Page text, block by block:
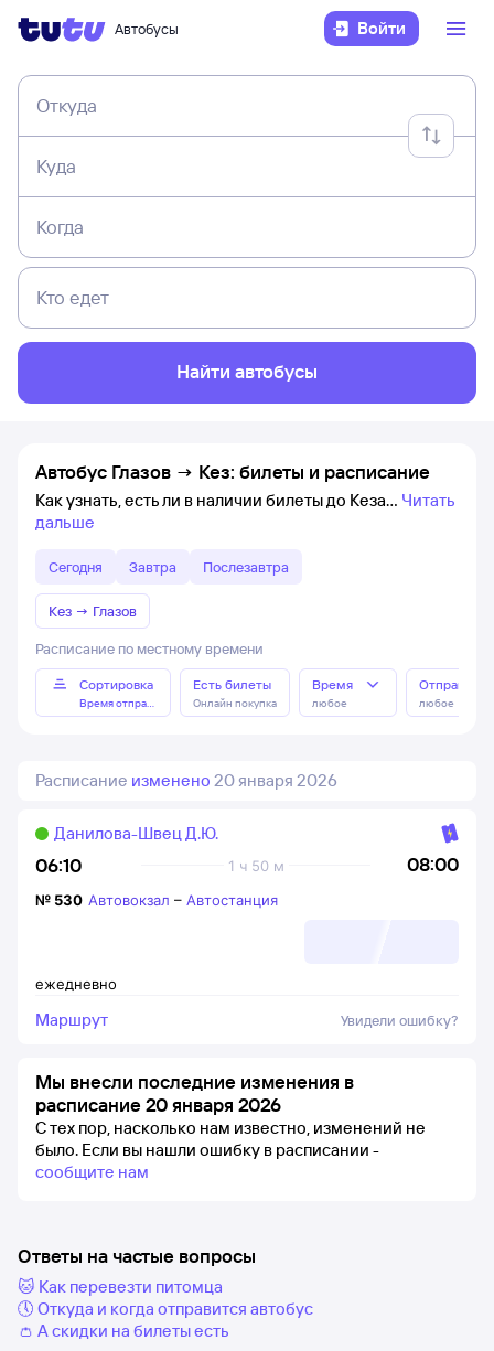
Автобусы Войти
Откуда
Куда
Когда
Кто едет
Найти автобусы
Автобус Глазов → Кез: билеты и расписание
Как узнать, есть ли в наличии билеты до Кеза
Читать
дальше
Сегодня Завтра Послезавтра
Кез → Глазов
Расписание по местному времени
Сортировка
Время отправления
Есть билеты
Онлайн покупка
Время
любое любое
Расписание изменено 20 января 2026
06:10 08:00
1 ч 50 м
Данилова-Швец Д.Ю.
ежедневно
№ 530 Автовокзал – Автостанция
Маршрут Увидели ошибку?
Мы внесли последние изменения в
расписание 20 января 2026
С тех пор, насколько нам известно, изменений не
было. Если вы нашли ошибку в расписании -
сообщите нам
Ответы на частые вопросы
🐱 Как перевезти питомца
🕔 Откуда и когда отправится автобус
👛 А скидки на билеты есть